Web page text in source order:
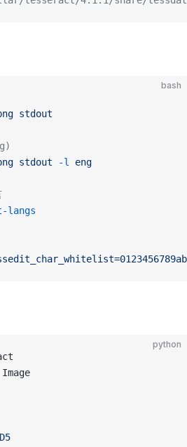
bash
stdout
stdout -l eng
python
Image